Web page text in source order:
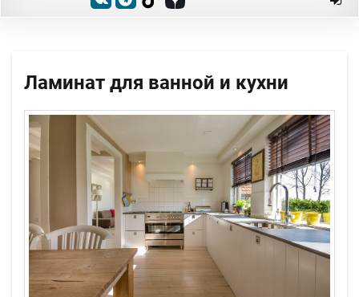
Ламинат для ванной и кухни